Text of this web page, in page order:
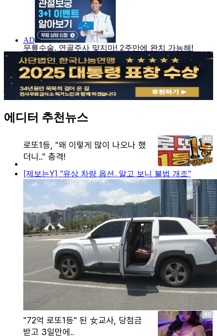
에디터 추천뉴스
[제보는Y] "유상 차량 옵션, 알고 보니 불법 개조"